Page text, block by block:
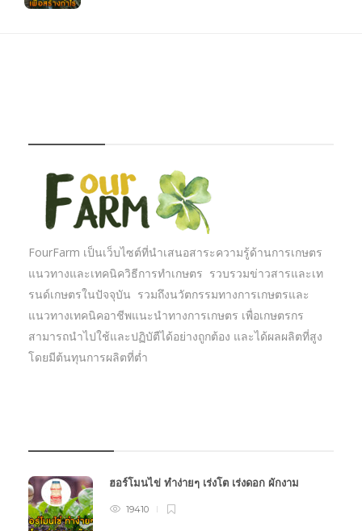
FourFarm เป็นเว็บไซต์ที่นำเสนอสาระความรู้ด้านการเกษตร
แนวทางและเทคนิควิธีการทำเกษตร รวบรวมข่าวสารและเท
รนด์เกษตรในปัจจุบัน รวมถึงนวัตกรรมทางการเกษตรและ
แนวทางเทคนิคอาชีพแนะนำทางการเกษตร เพื่อเกษตรกร
สามารถนำไปใช้และปฏิบัตืได้อย่างถูกต้อง และได้ผลผลิตที่สูง
โดยมีต้นทุนการผลิตที่ต่ำ
ฮอร์โมนไข่ ทำง่ายๆ เร่งโต เร่งดอก ผักงาม
19410